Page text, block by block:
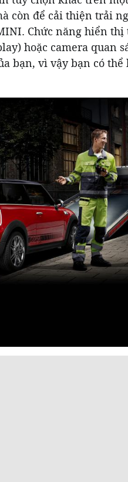
còn để cải thiện trải
Chức năng hiển thị
hoặc camera quan
bạn, vì vậy bạn có thể